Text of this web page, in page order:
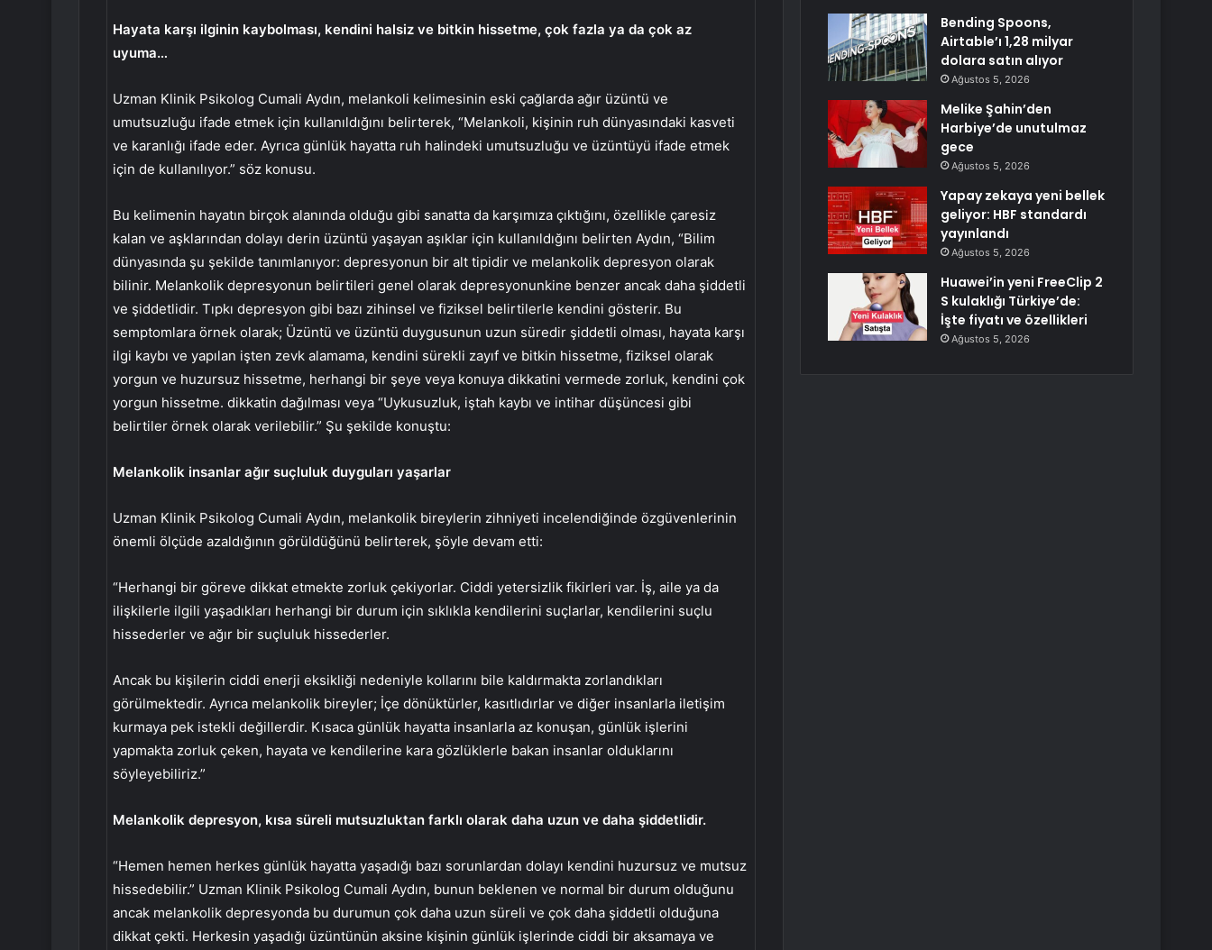
Hayata karşı ilginin kaybolması, kendini halsiz ve bitkin hissetme, çok fazla ya da çok az
uyuma…
Uzman Klinik Psikolog Cumali Aydın, melankoli kelimesinin eski çağlarda ağır üzüntü ve
umutsuzluğu ifade etmek için kullanıldığını belirterek, “Melankoli, kişinin ruh dünyasındaki kasveti
ve karanlığı ifade eder. Ayrıca günlük hayatta ruh halindeki umutsuzluğu ve üzüntüyü ifade etmek
için de kullanılıyor.” söz konusu.
Bu kelimenin hayatın birçok alanında olduğu gibi sanatta da karşımıza çıktığını, özellikle çaresiz
kalan ve aşklarından dolayı derin üzüntü yaşayan aşıklar için kullanıldığını belirten Aydın, “Bilim
dünyasında şu şekilde tanımlanıyor: depresyonun bir alt tipidir ve melankolik depresyon olarak
bilinir. Melankolik depresyonun belirtileri genel olarak depresyonunkine benzer ancak daha şiddetli
ve şiddetlidir. Tıpkı depresyon gibi bazı zihinsel ve fiziksel belirtilerle kendini gösterir. Bu
semptomlara örnek olarak; Üzüntü ve üzüntü duygusunun uzun süredir şiddetli olması, hayata karşı
ilgi kaybı ve yapılan işten zevk alamama, kendini sürekli zayıf ve bitkin hissetme, fiziksel olarak
yorgun ve huzursuz hissetme, herhangi bir şeye veya konuya dikkatini vermede zorluk, kendini çok
yorgun hissetme. dikkatin dağılması veya “Uykusuzluk, iştah kaybı ve intihar düşüncesi gibi
belirtiler örnek olarak verilebilir.” Şu şekilde konuştu:
Melankolik insanlar ağır suçluluk duyguları yaşarlar
Uzman Klinik Psikolog Cumali Aydın, melankolik bireylerin zihniyeti incelendiğinde özgüvenlerinin
önemli ölçüde azaldığının görüldüğünü belirterek, şöyle devam etti:
“Herhangi bir göreve dikkat etmekte zorluk çekiyorlar. Ciddi yetersizlik fikirleri var. İş, aile ya da
ilişkilerle ilgili yaşadıkları herhangi bir durum için sıklıkla kendilerini suçlarlar, kendilerini suçlu
hissederler ve ağır bir suçluluk hissederler.
Ancak bu kişilerin ciddi enerji eksikliği nedeniyle kollarını bile kaldırmakta zorlandıkları
görülmektedir. Ayrıca melankolik bireyler; İçe dönüktürler, kasıtlıdırlar ve diğer insanlarla iletişim
kurmaya pek istekli değillerdir. Kısaca günlük hayatta insanlarla az konuşan, günlük işlerini
yapmakta zorluk çeken, hayata ve kendilerine kara gözlüklerle bakan insanlar olduklarını
söyleyebiliriz.”
Melankolik depresyon, kısa süreli mutsuzluktan farklı olarak daha uzun ve daha şiddetlidir.
“Hemen hemen herkes günlük hayatta yaşadığı bazı sorunlardan dolayı kendini huzursuz ve mutsuz
hissedebilir.” Uzman Klinik Psikolog Cumali Aydın, bunun beklenen ve normal bir durum olduğunu
ancak melankolik depresyonda bu durumun çok daha uzun süreli ve çok daha şiddetli olduğuna
dikkat çekti. Herkesin yaşadığı üzüntünün aksine kişinin günlük işlerinde ciddi bir aksamaya ve
Bending Spoons,
Airtable’ı 1,28 milyar
dolara satın alıyor
Ağustos 5, 2026
Melike Şahin’den
Harbiye’de unutulmaz
gece
Ağustos 5, 2026
Yapay zekaya yeni bellek
geliyor: HBF standardı
yayınlandı
Ağustos 5, 2026
Huawei’in yeni FreeClip 2
S kulaklığı Türkiye’de:
İşte fiyatı ve özellikleri
Ağustos 5, 2026